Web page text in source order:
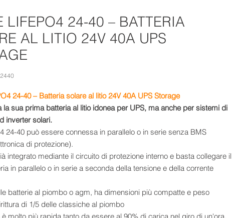
LIFEPO4 24-40 – BATTERIA
AL LITIO 24V 40A UPS
4 24-40 – Batteria solare al litio 24V 40A UPS Storage
la sua prima batteria al litio idonea per UPS, ma anche per sistemi di
inverter solari.
24-40 può essere connessa in parallelo o in serie senza BMS
di protezione).
integrato mediante il circuito di protezione interno e basta collegare il
in parallelo o in serie a seconda della tensione e della corrente
batterie al piombo o agm, ha dimensioni più compatte e peso
di 1/5 delle classiche al piombo